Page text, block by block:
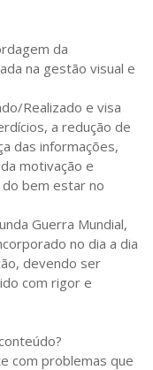
da
na gestão visual e
Realizado e visa
a redução de
das informações,
motivação e
bem estar no
Guerra Mundial,
no dia a dia
devendo ser
com rigor e
com problemas que